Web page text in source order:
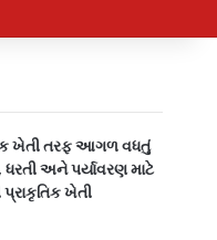
ખેતી તરફ આગળ વધતું
અને પર્યાવરણ માટે
ખેતી